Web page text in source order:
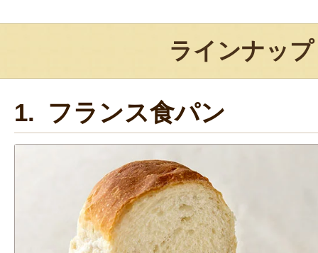
ラインナップ
1. フランス食パン